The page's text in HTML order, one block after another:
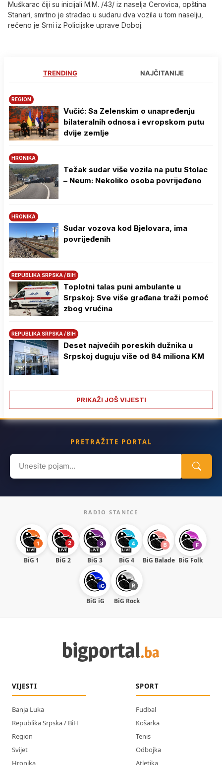
Muškarac čiji su inicijali M.M. /43/ iz naselja Cerovica, opština
Stanari, smrtno je stradao u sudaru dva vozila u tom naselju,
rečeno je Srni iz Policijske uprave Doboj.
TRENDING NAJČITANIJE
REGION
Vučić: Sa Zelenskim o unapređenju
bilateralnih odnosa i evropskom putu
dvije zemlje
HRONIKA
Težak sudar više vozila na putu Stolac
– Neum: Nekoliko osoba povrijeđeno
HRONIKA
Sudar vozova kod Bjelovara, ima
povrijeđenih
REPUBLIKA SRPSKA / BIH
Toplotni talas puni ambulante u
Srpskoj: Sve više građana traži pomoć
zbog vrućina
REPUBLIKA SRPSKA / BIH
Deset najvećih poreskih dužnika u
Srpskoj duguju više od 84 miliona KM
PRIKAŽI JOŠ VIJESTI
PRETRAŽITE PORTAL
Search
for:
RADIO STANICE
BiG 1 BiG 2 BiG 3 BiG 4 BiG Balade BiG Folk
BiG iG BiG Rock
VIJESTI
Banja Luka
Republika Srpska / BiH
Region
Svijet
Hronika
SPORT
Fudbal
Košarka
Tenis
Odbojka
Atletika